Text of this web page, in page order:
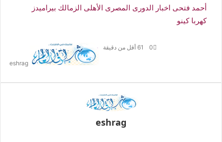
أحمد فتحى اخبار الدورى المصرى الأهلى الزمالك بيراميدز
كهربا كينو
eshrag
0 أقل من دقيقة
eshrag